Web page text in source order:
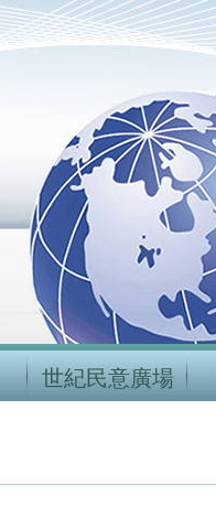
世紀民意廣場